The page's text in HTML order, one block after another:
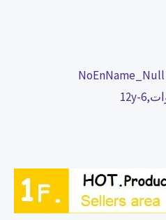
NoEnName_Null